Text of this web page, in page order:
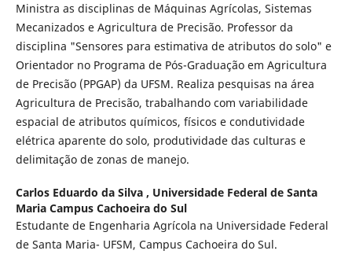
Ministra as disciplinas de Máquinas Agrícolas, Sistemas
Mecanizados e Agricultura de Precisão. Professor da
disciplina "Sensores para estimativa de atributos do solo" e
Orientador no Programa de Pós-Graduação em Agricultura
de Precisão (PPGAP) da UFSM. Realiza pesquisas na área
Agricultura de Precisão, trabalhando com variabilidade
espacial de atributos químicos, físicos e condutividade
elétrica aparente do solo, produtividade das culturas e
delimitação de zonas de manejo.
Carlos Eduardo da Silva , Universidade Federal de Santa
Maria Campus Cachoeira do Sul
Estudante de Engenharia Agrícola na Universidade Federal
de Santa Maria- UFSM, Campus Cachoeira do Sul.